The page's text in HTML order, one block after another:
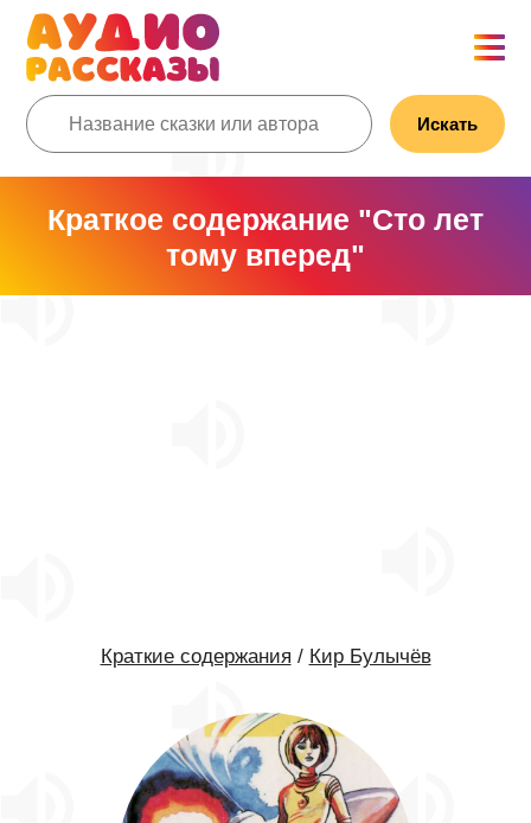
Искать
Краткое содержание "Сто лет
тому вперед"
Краткие содержания / Кир Булычёв